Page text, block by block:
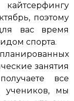
поэтому
вас время
спорта.
занятия
все
учеников, мы